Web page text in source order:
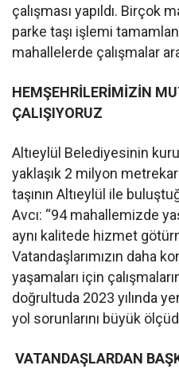
çalışması yapıldı. Birçok
parke taşı işlemi
mahallelerde çalışmalar
HEMŞEHRİLERİMİZİN
ÇALIŞIYORUZ
Altıeylül Belediyesinin
yaklaşık 2 milyon
taşının Altıeylül ile
Avcı: “94 mahallemizde
aynı kalitede hizmet
Vatandaşlarımızın daha
yaşamaları için
doğrultuda 2023 yılında
yol sorunlarını büyük
VATANDAŞLARDAN